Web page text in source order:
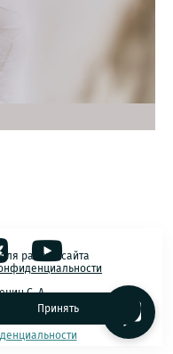
С. А.
работы сайта
Принять